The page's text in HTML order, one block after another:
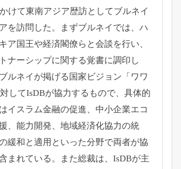
けて東南アジア歴訪としてブルネイ
を訪問した。まずブルネイでは、ハ
ア国王や経済閣僚らと会談を行い、
ナーシップに関する覚書に調印し
ルネイが掲げる国家ビジョン「ワワ
してIsDBが協力するもので、具体的
イスラム金融の促進、中小企業エコ
、能力開発、地域経済化協力の統
緩和と適用といった分野で両者が協
まれている。また総裁は、IsDBが主